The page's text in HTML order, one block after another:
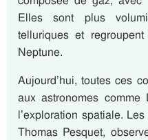
Elles sont plus
telluriques et
Neptune.
Aujourd’hui, toutes ces
aux astronomes
l’exploration spatiale.
Thomas Pesquet,